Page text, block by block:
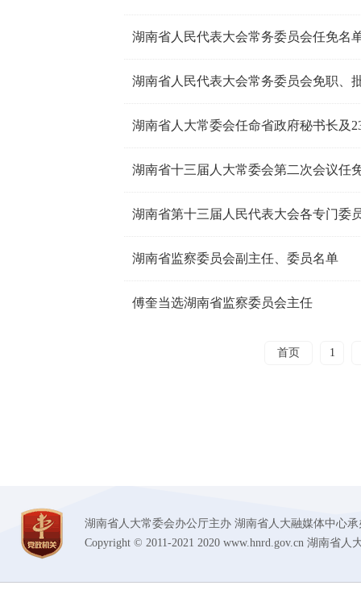
湖南省人民代表大会常务委员会任免名
湖南省人民代表大会常务委员会免职、
湖南省人大常委会任命省政府秘书长及
湖南省十三届人大常委会第二次会议任
湖南省第十三届人民代表大会各专门委
湖南省监察委员会副主任、委员名单
傅奎当选湖南省监察委员会主任
首页 1
湖南省人大常委会办公厅主办 湖南省人大融媒体中心
Copyright © 2011-2021 2020 www.hnrd.gov.cn 湖南省